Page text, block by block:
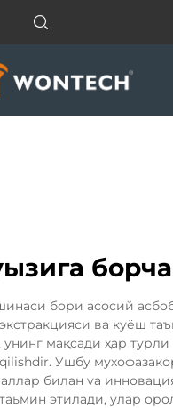
бори асосий
ва куёш
мақсади ҳар турли
Ушбу
билан va
этилади, улар